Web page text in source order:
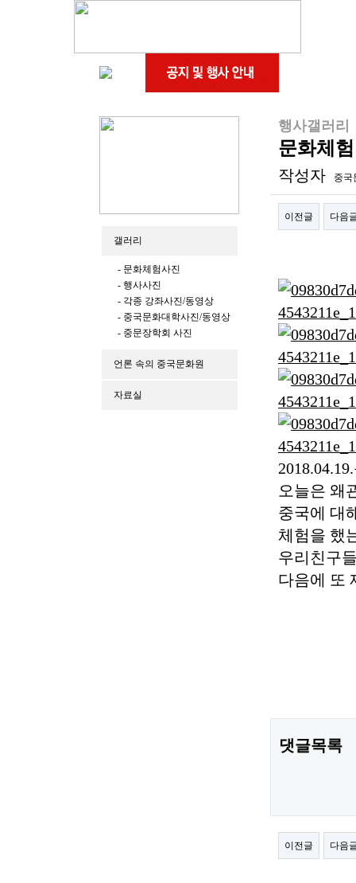
갤러리
- 문화체험사진
- 행사사진
- 각종 강좌사진/동영상
- 중국문화대학사진/동영상
- 중문장학회 사진
언론 속의 중국문화원
자료실
행사갤러리
문화체
작성자 중국
이전글 다음
오늘은 왜
중국에 대
체험을 했
우리친구
다음에 또
댓글목록
이전글 다음